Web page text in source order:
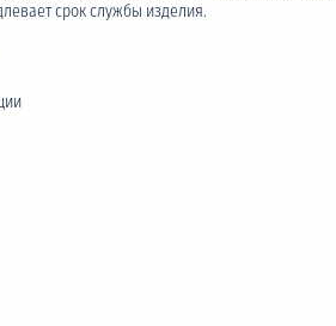
срок службы изделия.